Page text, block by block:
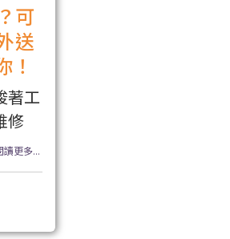
可
送
！
著工
修
讀更多...